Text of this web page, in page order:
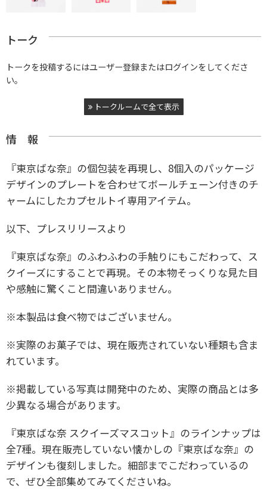
トーク
トークを投稿するにはユーザー登録またはログインをしてくださ
い。
トークルームで全て表示
情 報
『東京ばな奈』の個包装を再現し、8個入のパッケージ
デザインのプレートを合わせてボールチェーン付きのチ
ャームにしたカプセルトイ専用アイテム。
以下、プレスリリースより
『東京ばな奈』のふわふわの手触りにもこだわって、ス
クイーズにすることで再現。その本物そっくりな見た目
や感触に驚くこと間違いありません。
※本製品は食べ物ではございません。
※実際のお菓子では、現在販売されていない種類も含ま
れています。
※掲載している写真は開発中のため、実際の商品とは多
少異なる場合があります。
『東京ばな奈 スクイーズマスコット』のラインナップは
全7種。現在販売していない懐かしの『東京ばな奈』の
デザインも復刻しました。細部までこだわっているの
で、ぜひ全部集めてみてくださいね。